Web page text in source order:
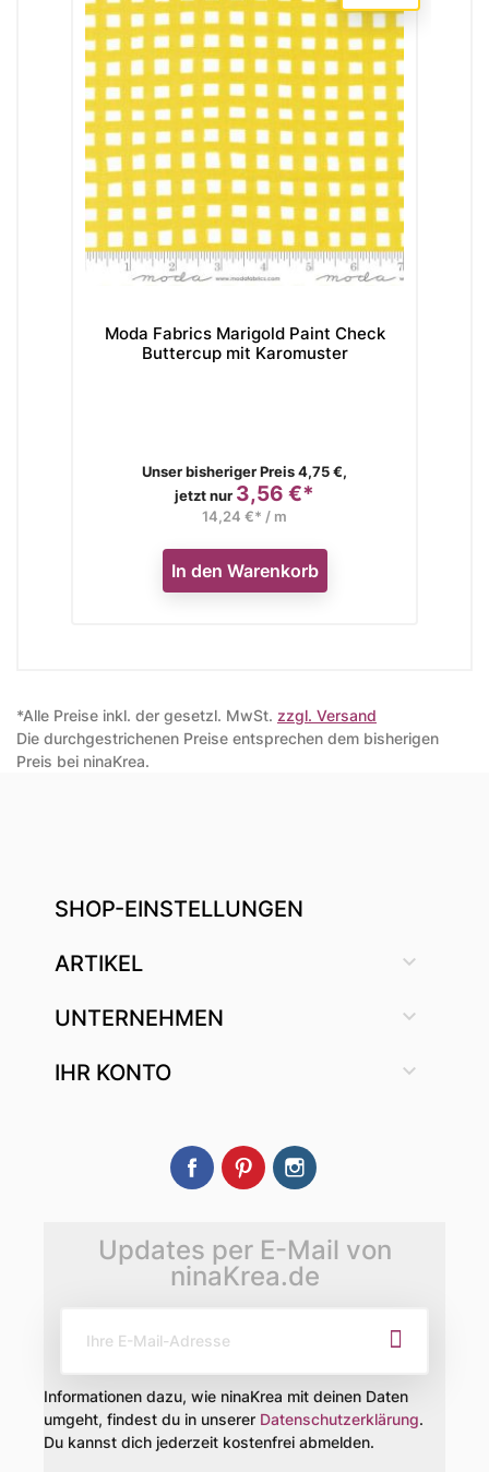
Moda Fabrics Marigold Paint Check
Buttercup mit Karomuster
Verkaufspreis
Unser bisheriger Preis 4,75 €,
jetzt nur Preis
3,56 €*
14,24 €* / m
In den Warenkorb
*Alle Preise inkl. der gesetzl. MwSt. zzgl. Versand
Die durchgestrichenen Preise entsprechen dem bisherigen
Preis bei ninaKrea.
SHOP-EINSTELLUNGEN
ARTIKEL 
UNTERNEHMEN 
IHR KONTO 
FacebookPinterest
Updates per E-Mail von
ninaKrea.de
Informationen dazu, wie ninaKrea mit deinen Daten
umgeht, findest du in unserer Datenschutzerklärung.
Du kannst dich jederzeit kostenfrei abmelden.